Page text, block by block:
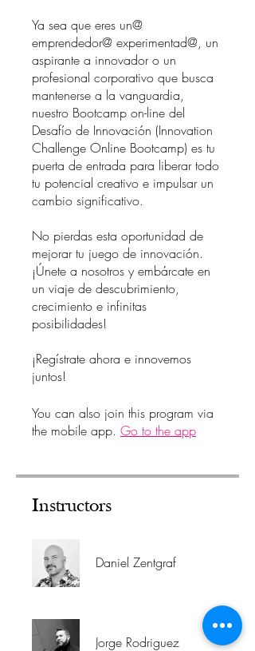
Ya sea que eres un@
emprendedor@ experimentad@, un
aspirante a innovador o un
profesional corporativo que busca
mantenerse a la vanguardia,
nuestro Bootcamp on-line del
Desafío de Innovación (Innovation
Challenge Online Bootcamp) es tu
puerta de entrada para liberar todo
tu potencial creativo e impulsar un
cambio significativo.
No pierdas esta oportunidad de
mejorar tu juego de innovación.
¡Únete a nosotros y embárcate en
un viaje de descubrimiento,
crecimiento e infinitas
posibilidades!
¡Regístrate ahora e innovemos
juntos!
You can also join this program via
the mobile app. Go to the app
Instructors
Daniel Zentgraf
Jorge Rodriguez